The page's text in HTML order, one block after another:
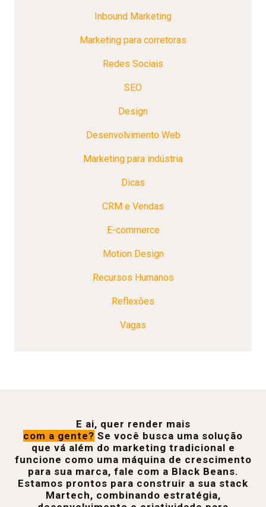
Inbound Marketing
Marketing para corretoras
Redes Sociais
SEO
Design
Desenvolvimento Web
Marketing para indústria
Dicas
CRM e Vendas
E-commerce
Motion Design
Recursos Humanos
Reflexões
Vagas
E ai, quer render mais
com a gente? Se você busca uma solução
que vá além do marketing tradicional e
funcione como uma máquina de crescimento
para sua marca, fale com a Black Beans.
Estamos prontos para construir a sua stack
Martech, combinando estratégia,